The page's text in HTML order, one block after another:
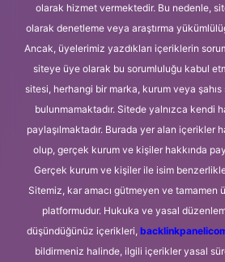
olarak hizmet vermektedir. Bu nedenle,
olarak denetleme veya araştırma
Ancak, üyelerimiz yazdıkları içeriklerin
siteye üye olarak bu sorumluluğu kabul
sitesi, herhangi bir marka, kurum veya şahıs
bulunmamaktadır. Sitede yalnızca kendi
paylaşılmaktadır. Burada yer alan içerikler
olup, gerçek kurum ve kişiler hakkında
Gerçek kurum ve kişiler ile isim
Sitemiz, kar amacı gütmeyen ve tamamen
platformudur. Hukuka ve yasal
düşündüğünüz içerikleri,
bildirmeniz halinde, ilgili içerikler yasal